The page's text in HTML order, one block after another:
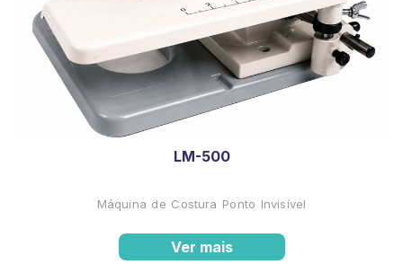
LM-500
Máquina de Costura Ponto Invisível
Ver mais